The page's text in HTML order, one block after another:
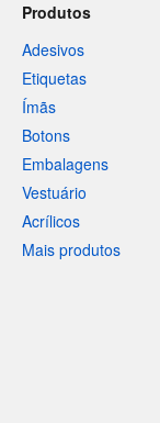
Produtos
Adesivos
Etiquetas
Ímãs
Botons
Embalagens
Vestuário
Acrílicos
Mais produtos